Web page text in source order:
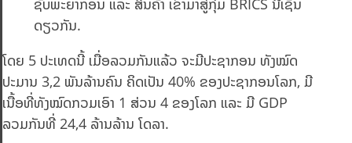
ຊັບພະຍາກອນ ແລະ ສິນຄ້າ ເຂົ້າມາສູ່ກຸ່ມ BRICS ນີ້ເຊັ່ນ
ດຽວກັນ.
ໂດຍ 5 ປະເທດນີ້ ເມື່ອລວມກັນແລ້ວ ຈະມີປະຊາກອນ ທັງໝົດ
ປະມານ 3,2 ພັນລ້ານຄົນ ຄິດເປັນ 40% ຂອງປະຊາກອນໂລກ, ມີ
ເນື້ອທີ່ທັງໝົດກວມເອົາ 1 ສ່ວນ​ 4 ຂອງໂລກ ແລະ ມີ GDP
ລວມກັນທີ່ 24,4 ລ້ານລ້ານ ໂດລາ.